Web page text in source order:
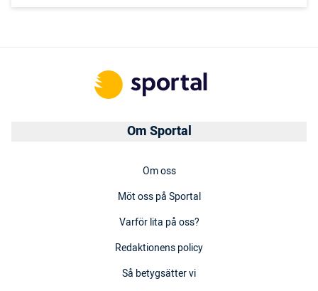
Om Sportal
Om oss
Möt oss på Sportal
Varför lita på oss?
Redaktionens policy
Så betygsätter vi